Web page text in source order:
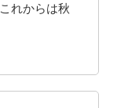
れからは秋